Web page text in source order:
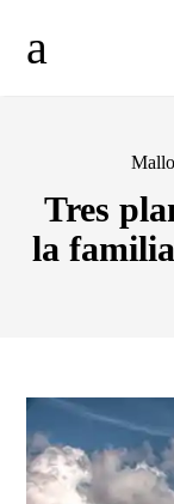
Tres
la